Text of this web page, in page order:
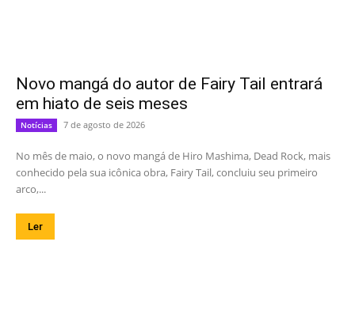
Novo mangá do autor de Fairy Tail entrará
em hiato de seis meses
Notícias 7 de agosto de 2026
No mês de maio, o novo mangá de Hiro Mashima, Dead Rock, mais
conhecido pela sua icônica obra, Fairy Tail, concluiu seu primeiro
arco,...
Ler